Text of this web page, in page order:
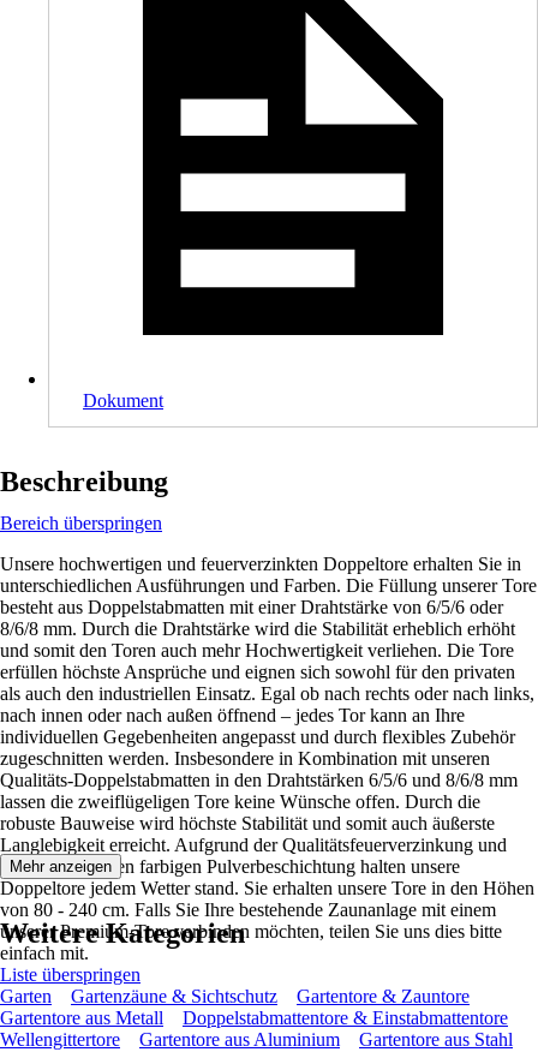
Dokument
Beschreibung
Bereich überspringen
Unsere hochwertigen und feuerverzinkten Doppeltore erhalten Sie in
unterschiedlichen Ausführungen und Farben. Die Füllung unserer Tore
besteht aus Doppelstabmatten mit einer Drahtstärke von 6/5/6 oder
8/6/8 mm. Durch die Drahtstärke wird die Stabilität erheblich erhöht
und somit den Toren auch mehr Hochwertigkeit verliehen. Die Tore
erfüllen höchste Ansprüche und eignen sich sowohl für den privaten
als auch den industriellen Einsatz. Egal ob nach rechts oder nach links,
nach innen oder nach außen öffnend – jedes Tor kann an Ihre
individuellen Gegebenheiten angepasst und durch flexibles Zubehör
zugeschnitten werden. Insbesondere in Kombination mit unseren
Qualitäts-Doppelstabmatten in den Drahtstärken 6/5/6 und 8/6/8 mm
lassen die zweiflügeligen Tore keine Wünsche offen. Durch die
robuste Bauweise wird höchste Stabilität und somit auch äußerste
Langlebigkeit erreicht. Aufgrund der Qualitätsfeuerverzinkung und
einer zusätzlichen farbigen Pulverbeschichtung halten unsere
Doppeltore jedem Wetter stand. Sie erhalten unsere Tore in den Höhen
von 80 - 240 cm. Falls Sie Ihre bestehende Zaunanlage mit einem
unserer Premium-Tore verbinden möchten, teilen Sie uns dies bitte
einfach mit.
Mehr anzeigen
Weitere Kategorien
Liste überspringen
Garten
Gartenzäune & Sichtschutz
Gartentore & Zauntore
Gartentore aus Metall
Doppelstabmattentore & Einstabmattentore
Wellengittertore
Gartentore aus Aluminium Gartentore aus Stahl